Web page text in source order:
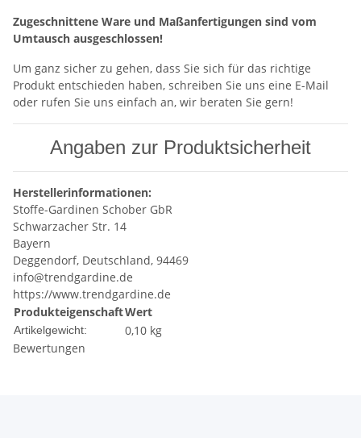
Zugeschnittene Ware und Maßanfertigungen sind vom
Umtausch ausgeschlossen!
Um ganz sicher zu gehen, dass Sie sich für das richtige
Produkt entschieden haben, schreiben Sie uns eine E-Mail
oder rufen Sie uns einfach an, wir beraten Sie gern!
Angaben zur Produktsicherheit
Herstellerinformationen:
Stoffe-Gardinen Schober GbR
Schwarzacher Str. 14
Bayern
Deggendorf, Deutschland, 94469
info@trendgardine.de
https://www.trendgardine.de
ProdukteigenschaftWert
Artikelgewicht: 0,10 kg
Bewertungen